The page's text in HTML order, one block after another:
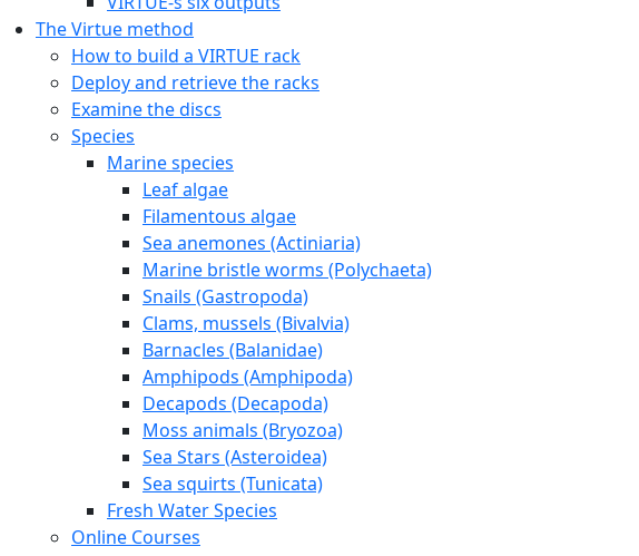
The Virtue method
How to build a VIRTUE rack
Deploy and retrieve the racks
Examine the discs
Species
Marine species
Leaf algae
Filamentous algae
Sea anemones (Actiniaria)
Marine bristle worms (Polychaeta)
Snails (Gastropoda)
Clams, mussels (Bivalvia)
Barnacles (Balanidae)
Amphipods (Amphipoda)
Decapods (Decapoda)
Moss animals (Bryozoa)
Sea Stars (Asteroidea)
Sea squirts (Tunicata)
Fresh Water Species
Online Courses